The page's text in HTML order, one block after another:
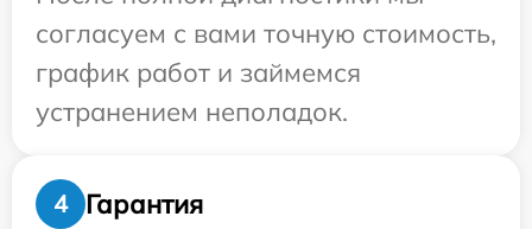
согласуем с вами точную стоимость,
график работ и займемся
устранением неполадок.
4
Гарантия